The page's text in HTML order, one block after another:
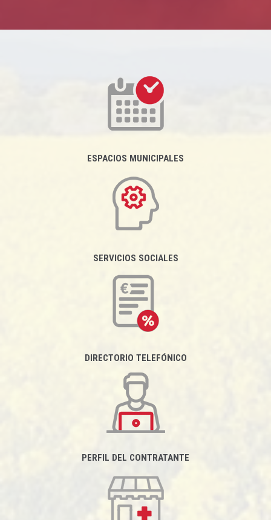
ESPACIOS MUNICIPALES
SERVICIOS SOCIALES
DIRECTORIO TELEFÓNICO
PERFIL DEL CONTRATANTE